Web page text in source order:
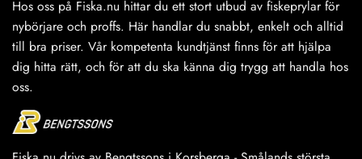
väljas
på
produktsidan
väljas
på
produktsidan
Hos oss på Fiska.nu hittar du ett stort utbud av fiskeprylar för
nybörjare och proffs. Här handlar du snabbt, enkelt och alltid
till bra priser. Vår kompetenta kundtjänst finns för att hjälpa
dig hitta rätt, och för att du ska känna dig trygg att handla hos
oss.